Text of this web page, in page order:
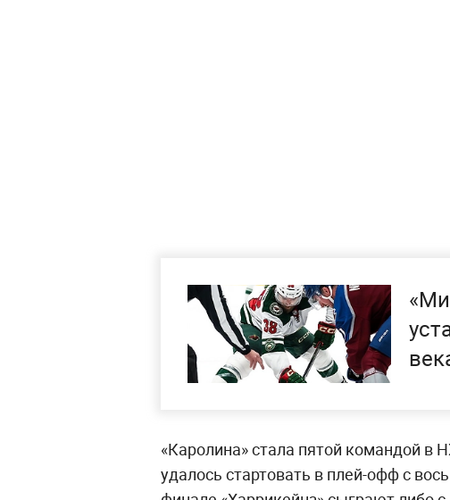
«Каролина» стала пятой командой в
удалось стартовать в плей-офф с